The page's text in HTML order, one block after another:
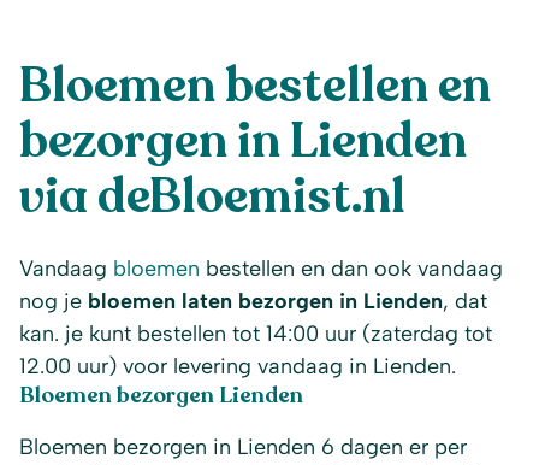
Bloemen bestellen en
bezorgen in Lienden
via deBloemist.nl
Vandaag bloemen bestellen en dan ook vandaag
nog je bloemen laten bezorgen in Lienden, dat
kan. je kunt bestellen tot 14:00 uur (zaterdag tot
12.00 uur) voor levering vandaag in Lienden.
Bloemen bezorgen Lienden
Bloemen bezorgen in Lienden 6 dagen er per